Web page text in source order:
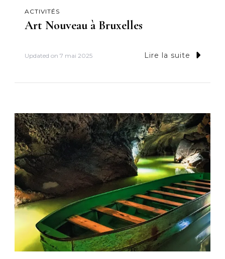
ACTIVITÉS
Art Nouveau à Bruxelles
Updated on 7 mai 2025 Lire la suite